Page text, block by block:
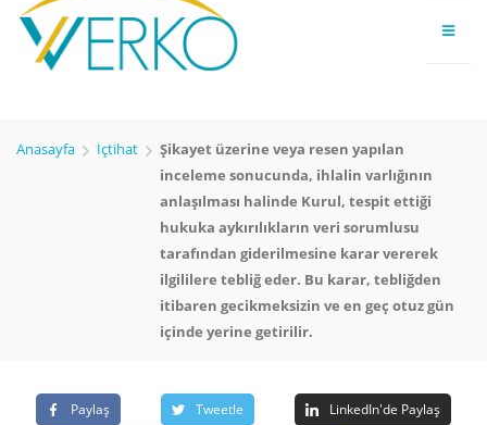
Anasayfa İçtihat
Şikayet üzerine veya resen yapılan
inceleme sonucunda, ihlalin varlığının
anlaşılması halinde Kurul, tespit ettiği
hukuka aykırılıkların veri sorumlusu
tarafından giderilmesine karar vererek
ilgililere tebliğ eder. Bu karar, tebliğden
itibaren gecikmeksizin ve en geç otuz gün
içinde yerine getirilir.
Paylaş Tweetle LinkedIn'de Paylaş